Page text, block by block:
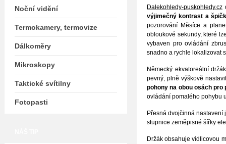
Dalekohledy-puskohledy.cz
výjimečný kontrast a
pozorování Měsíce a
obloukové sekundy, které
vybaven pro ovládání
snadno a rychle lokalizovat
Německý ekvatoreální
pevný, plně výškově
pohony na obou osách pro
ovládání pomalého pohybu
Přesná dvojčinná nastavení
stupnice zeměpisné šířky
Držák obsahuje vidlicovou
Noční vidění
Termokamery, termovize
Dálkoměry
Mikroskopy
Taktické svítilny
Fotopasti